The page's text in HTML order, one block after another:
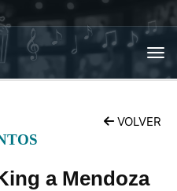
VOLVER
a Mendoza